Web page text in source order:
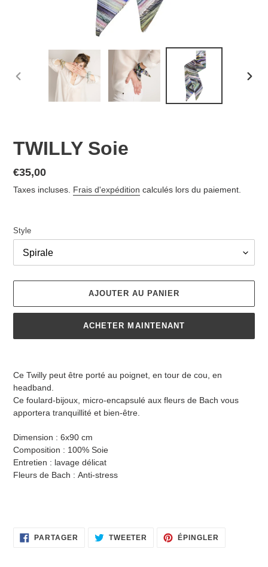
DIAPOSITIVE
PRÉCÉDENTE
TWILLY Soie
Prix
normal
€35,00
Taxes incluses. Frais d'expédition calculés lors du paiement.
Style
AJOUTER AU PANIER
ACHETER MAINTENANT
panier
Ce Twilly peut être porté au poignet, en tour de cou, en
headband.
Ce foulard-bijoux, micro-encapsulé aux fleurs de Bach vous
apportera tranquillité et bien-être.
Dimension : 6x90 cm
Composition : 100% Soie
Entretien : lavage délicat
Fleurs de Bach : Anti-stress
PARTAGER PARTAGER
SUR
TWEETER TWEETER
SUR
ÉPINGLER